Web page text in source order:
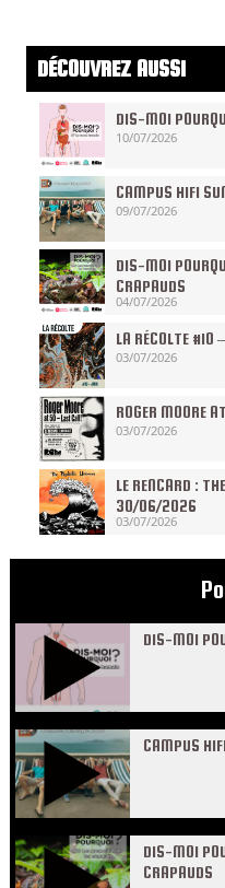
DÉCOUVREZ AUSSI
DIS-MOI
10/07/2026
CAMPUS HIFI
09/07/2026
DIS-MOI
CRAPAUDS
04/07/2026
LA RÉCOLTE
03/07/2026
ROGER MOORE
03/07/2026
LE RENCARD :
30/06/2026
03/07/2026
DIS-MOI
CAMPUS
DIS-MOI
CRAPAUDS